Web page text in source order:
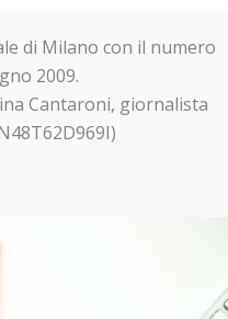
di Milano con il numero
2009.
Cantaroni, giornalista